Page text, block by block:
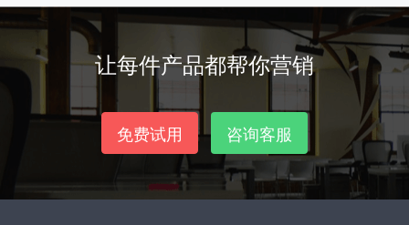
让每件产品都帮你营销
免费试用 咨询客服